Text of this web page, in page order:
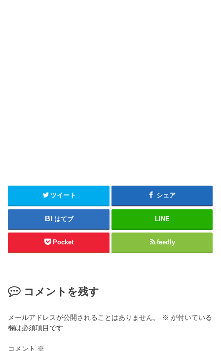
ツイート シェア
はてブ LINE
Pocket feedly
コメントを残す
メールアドレスが公開されることはありません。 ※ が付いている
欄は必須項目です
コメント ※